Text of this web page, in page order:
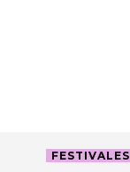
FESTIVALES